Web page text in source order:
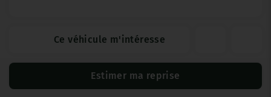
Ce véhicule m'intéresse
Estimer ma reprise